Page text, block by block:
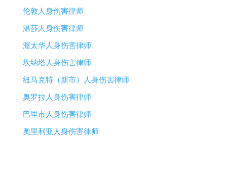
伦敦人身伤害律师
温莎人身伤害律师
渥太华人身伤害律师
坎纳塔人身伤害律师
纽马克特（新市）人身伤害律师
奥罗拉人身伤害律师
巴里市人身伤害律师
奧里利亚人身伤害律师